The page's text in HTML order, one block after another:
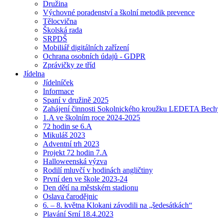
Družina
Výchovné poradenství a školní metodik prevence
Tělocvična
Školská rada
SRPDŠ
Mobiliář digitálních zařízení
Ochrana osobních údajů - GDPR
Zprávičky ze tříd
Jídelna
Jídelníček
Informace
Spaní v družině 2025
Zahájení činnosti Sokolnického kroužku LEDETA
1.A ve školním roce 2024-2025
72 hodin se 6.A
Mikuláš 2023
Adventní trh 2023
Projekt 72 hodin 7.A
Halloweenská výzva
Rodilí mluvčí v hodinách angličtiny
První den ve škole 2023-24
Den dětí na městském stadionu
Oslava čarodějnic
6. – 8. května Klokani závodili na „šedesátkách“
Plavání Srní 18.4.2023